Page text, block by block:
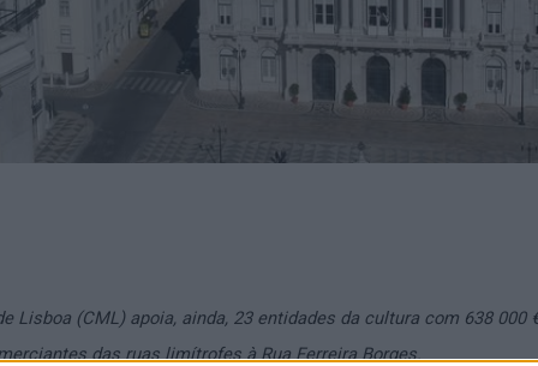
Lisboa (CML) apoia, ainda, 23 entidades da cultura com 638 000
das ruas limítrofes à Rua Ferreira Borges.